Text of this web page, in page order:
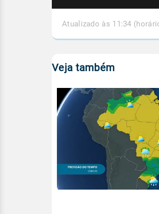
Atualizado às 11:34
Veja também